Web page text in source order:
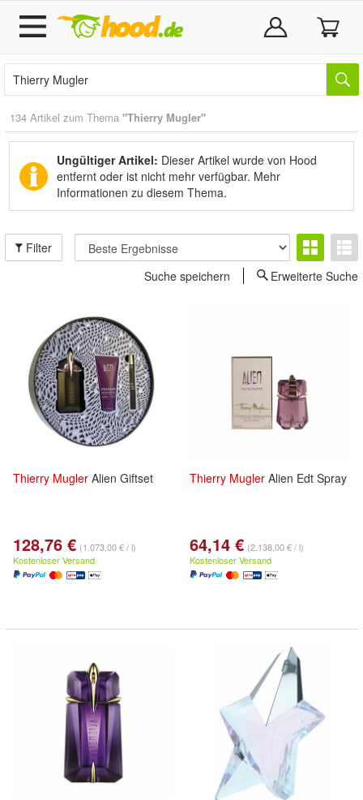
134 Artikel zum Thema "Thierry Mugler"
Ungültiger Artikel: Dieser Artikel wurde von Hood
entfernt oder ist nicht mehr verfügbar. Mehr
Informationen zu diesem Thema.
Filter
Suche speichern
Erweiterte Suche
Thierry Mugler Alien Giftset
128,76 € (1.073,00 € / l)
Kostenloser Versand
Thierry Mugler Alien Edt Spray
64,14 € (2.138,00 € / l)
Kostenloser Versand